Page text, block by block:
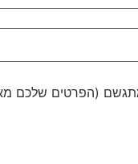
(הפרטים שלכם